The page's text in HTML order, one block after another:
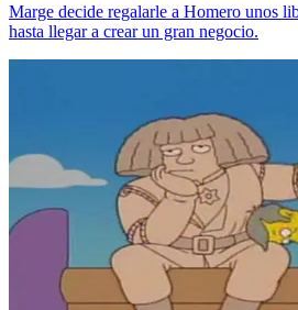
Marge decide regalarle a Homero unos
hasta llegar a crear un gran negocio.